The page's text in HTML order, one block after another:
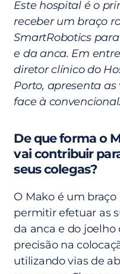
Este hospital é o
receber um braço
SmartRobotics
e da anca. Em
diretor clínico do
Porto, apresenta
face à convencional.
De que forma o
vai contribuir
seus colegas?
O Mako é um
permitir efetuar as
da anca e do
precisão na
utilizando vias de